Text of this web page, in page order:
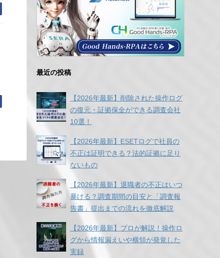
最近の投稿
【2026年最新】削除された操作ログ
の復元・証拠保全ができる調査会社
10選！
【2026年最新】ESETログで社員の
不正は証明できる？法的証拠に足り
ないもの
【2026年最新】退職者の不正はいつ
暴ける？調査期間の目安と「調査報
告書」提出までの流れを徹底解説
【2026年最新】プロが解説！操作ロ
グから情報漏えいや横領が発覚した
実録